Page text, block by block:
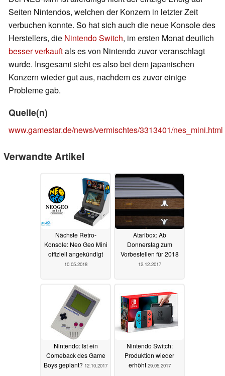
Seiten Nintendos, welchen der Konzern in letzter Zeit
verbuchen konnte. So hat sich auch die neue Konsole des
Herstellers, die Nintendo Switch, im ersten Monat deutlich
besser verkauftals es von Nintendo zuvor veranschlagt
wurde. Insgesamt sieht es also bei dem japanischen
Konzern wieder gut aus, nachdem es zuvor einige
Probleme gab.
Quelle(n)
www.gamestar.de/news/vermischtes/3313401/nes_mini.html
Verwandte Artikel
Nächste Retro-
Konsole: Neo Geo Mini
offiziell angekündigt
10.05.2018
Ataribox: Ab
Donnerstag zum
Vorbestellen für 2018
12.12.2017
Nintendo: Ist ein
Comeback des Game
Boys geplant? 12.10.2017
Nintendo Switch:
Produktion wieder
erhöht 29.05.2017